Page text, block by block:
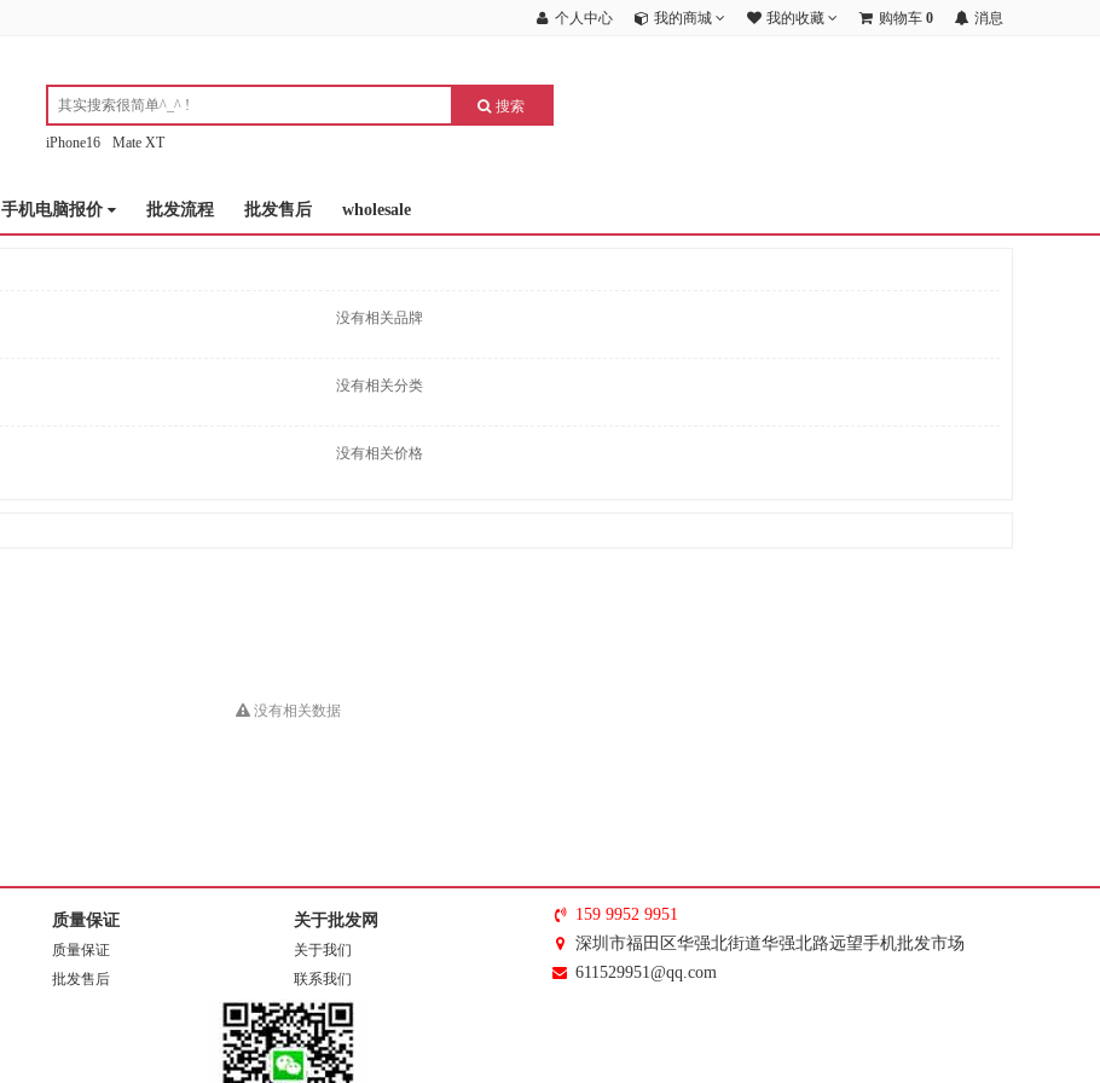
个人中心 我的商城 我的收藏 购物车 0 消息
搜索
iPhone16 Mate XT
手机电脑报价 批发流程 批发售后 wholesale
没有相关品牌
没有相关分类
没有相关价格
没有相关数据
质量保证
质量保证
批发售后
关于批发网
关于我们
联系我们
159 9952 9951
深圳市福田区华强北街道华强北路远望手机批发市场
611529951@qq.com